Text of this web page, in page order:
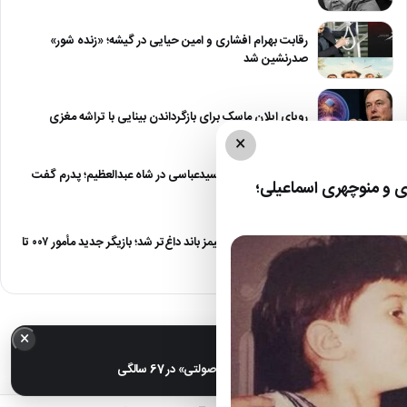
رقابت بهرام افشاری و امین حیایی در گیشه؛ «زنده شور»
صدرنشین شد
رویای ایلان ماسک برای بازگرداندن بینایی با تراشه مغزی
درگیری شدید داود سیدعباسی در شاه عبدالعظیم؛ پدرم گفت
طرف مُرد!
رقابت برای نقش جیمز باند داغ‌تر شد؛ بازیگر جدید مأمور ۰۰۷ تا
پایان…
×
منوچهری اسماعیلی؛
× خبر مهم
عکس| تغییر چهره «شهره صولتی» در 67 سالگی